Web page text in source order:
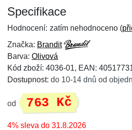
Specifikace
Hodnocení: zatím nehodnoceno (
Značka: Brandit
Barva: Olivová
Kód zboží: 4036-01, EAN:
Dostupnost: do 10-14 dnů od
od 763 Kč
4% sleva do 31.8.2026